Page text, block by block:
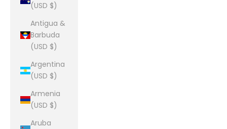
(USD $)
Antigua &
Barbuda
(USD $)
Argentina
(USD $)
Armenia
(USD $)
Aruba